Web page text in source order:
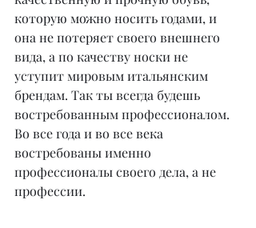
которую можно носить годами, и
она не потеряет своего внешнего
вида, а по качеству носки не
уступит мировым итальянским
брендам. Так ты всегда будешь
востребованным профессионалом.
Во все года и во все века
востребованы именно
профессионалы своего дела, а не
профессии.